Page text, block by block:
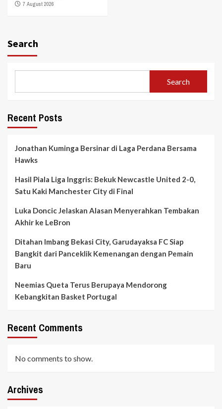
7 August 2026
Search
Search
Recent Posts
Jonathan Kuminga Bersinar di Laga Perdana Bersama
Hawks
Hasil Piala Liga Inggris: Bekuk Newcastle United 2-0,
Satu Kaki Manchester City di Final
Luka Doncic Jelaskan Alasan Menyerahkan Tembakan
Akhir ke LeBron
Ditahan Imbang Bekasi City, Garudayaksa FC Siap
Bangkit dari Panceklik Kemenangan dengan Pemain
Baru
Neemias Queta Terus Berupaya Mendorong
Kebangkitan Basket Portugal
Recent Comments
No comments to show.
Archives